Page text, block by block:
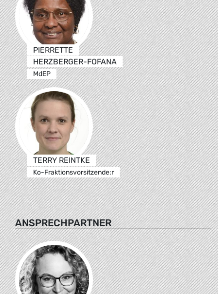
PIERRETTE
HERZBERGER-FOFANA
MdEP
TERRY REINTKE
Ko-Fraktionsvorsitzende:r
ANSPRECHPARTNER